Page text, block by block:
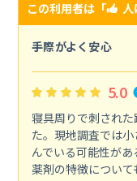
この利用者は「 人
手際がよく安心
5.0
寝具周りで刺され
た。現地調査では
んでいる可能性があ
薬剤の特徴につい